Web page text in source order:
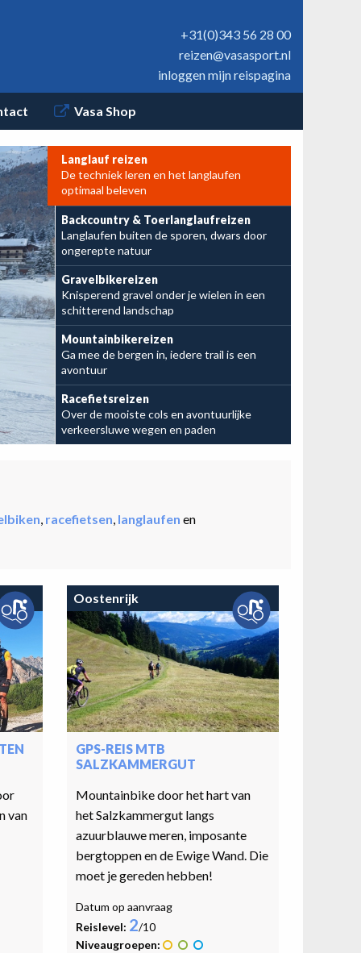
+31(0)343 56 28 00
reizen@vasasport.nl
inloggen mijn reispagina
Vasa Shop
Nu te boeken:
BC Reuzengebergte
en BC Schwarzwald
Leg je avontuur vast
Langlauf reizen
De techniek leren en het langlaufen
optimaal beleven
Backcountry & Toerlanglaufreizen
Langlaufen buiten de sporen, dwars door
ongerepte natuur
Gravelbikereizen
Knisperend gravel onder je wielen in een
schitterend landschap
Mountainbikereizen
Ga mee de bergen in, iedere trail is een
avontuur
Racefietsreizen
Over de mooiste cols en avontuurlijke
verkeersluwe wegen en paden
, racefietsen, langlaufen en
van
Oostenrijk
GPS-REIS MTB
SALZKAMMERGUT
Mountainbike door het hart van
het Salzkammergut langs
azuurblauwe meren, imposante
bergtoppen en de Ewige Wand. Die
moet je gereden hebben!
Datum op aanvraag
Reislevel: 2/10
Niveaugroepen: